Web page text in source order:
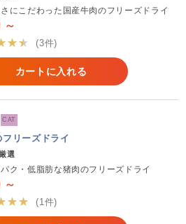
にこだわった国産牛肉のフリーズドライ
～
(3件)
カートに入れる
CAT
フリーズドライ
選
ク・低脂肪な猪肉のフリーズドライ
～
(1件)